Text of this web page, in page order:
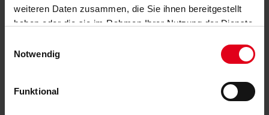
weiteren Daten zusammen, die Sie ihnen bereitgestellt
haben oder die sie im Rahmen Ihrer Nutzung der Dienste
Notwendig
Funktional